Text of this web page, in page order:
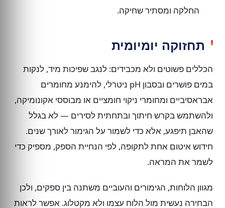
החלקה ומסתיר שחיקה.
תחזוקה יומיומית
הכללים פשוטים ולא מכבידים: לנגב שפיכות מיד, לנקות
במים פושרים ובסבון pH ניטרלי, להימנע מחומרים
אבראסיביים ומחומרי ניקוי חומציים או מבוססי אקונומיקה,
ולהשתמש בקרש חיתוך ובתחתית לסירים — לא בגלל
שהאבן תיפגע, אלא כדי לשמור על הגימור לאורך שנים.
חידוש איטום אחת לתקופה, לפי הנחיית הספק, מספיק כדי
לשמר את המראה.
מגוון הלוחות, הגימורים והעוביים משתנה בין ספקים, ולכן
הבחירה נעשית מול הלוח עצמו ולא מקטלוג. אפשר לראות